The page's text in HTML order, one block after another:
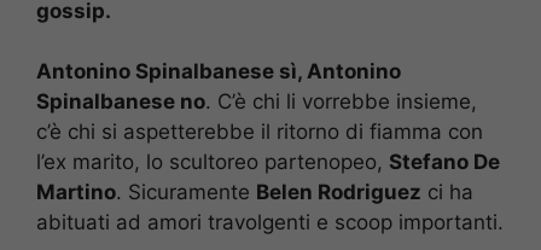
gossip.
Antonino Spinalbanese sì, Antonino
Spinalbanese no. C’è chi li vorrebbe insieme,
c’è chi si aspetterebbe il ritorno di fiamma con
l’ex marito, lo scultoreo partenopeo, Stefano De
Martino. Sicuramente Belen Rodriguez ci ha
abituati ad amori travolgenti e scoop importanti.